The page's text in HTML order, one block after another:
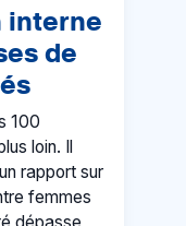
interne
de
100
loin. Il
rapport sur
femmes